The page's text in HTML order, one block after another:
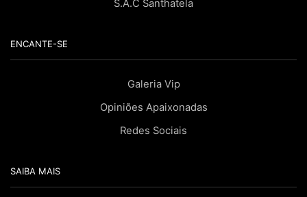
S.A.C Santhatela
ENCANTE-SE
Galeria Vip
Opiniões Apaixonadas
Redes Sociais
SAIBA MAIS